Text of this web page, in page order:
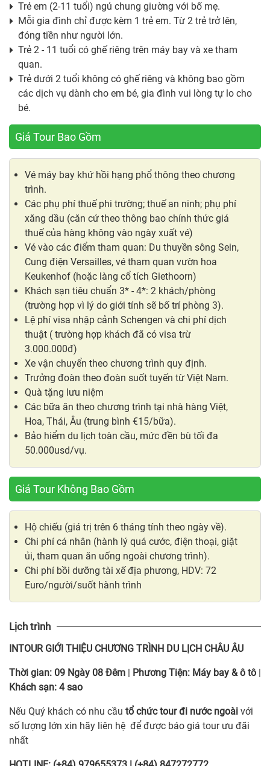
Trẻ em (2-11 tuổi) ngủ chung giường với bố mẹ.
Mỗi gia đình chỉ được kèm 1 trẻ em. Từ 2 trẻ trở lên,
đóng tiền như người lớn.
Trẻ 2 - 11 tuổi có ghế riêng trên máy bay và xe tham
quan.
Trẻ dưới 2 tuổi không có ghế riêng và không bao gồm
các dịch vụ dành cho em bé, gia đình vui lòng tự lo cho
bé.
Giá Tour Bao Gồm
Vé máy bay khứ hồi hạng phổ thông theo chương
trình.
Các phụ phí thuế phi trường; thuế an ninh; phụ phí
xăng dầu (căn cứ theo thông bao chính thức giá
thuế của hàng không vào ngày xuất vé)
Vé vào các điểm tham quan: Du thuyền sông Sein,
Cung điện Versailles, vé tham quan vườn hoa
Keukenhof (hoặc làng cổ tích Giethoorn)
Khách sạn tiêu chuẩn 3* - 4*: 2 khách/phòng
(trường hợp vì lý do giới tính sẽ bố trí phòng 3).
Lệ phí visa nhập cảnh Schengen và chi phí dịch
thuật ( trường hợp khách đã có visa trừ
3.000.000đ)
Xe vận chuyển theo chương trình quy định.
Trưởng đoàn theo đoàn suốt tuyến từ Việt Nam.
Quà tặng lưu niệm
Các bữa ăn theo chương trình tại nhà hàng Việt,
Hoa, Thái, Âu (trung bình €15/bữa).
Bảo hiểm du lịch toàn cầu, mức đền bù tối đa
50.000usd/vụ.
Giá Tour Không Bao Gồm
Hộ chiếu (giá trị trên 6 tháng tính theo ngày về).
Chi phí cá nhân (hành lý quá cước, điện thoại, giặt
ủi, tham quan ăn uống ngoài chương trình).
Chi phí bồi dưỡng tài xế địa phương, HDV: 72
Euro/người/suốt hành trình
Lịch trình
INTOUR GIỚI THIỆU CHƯƠNG TRÌNH DU LỊCH CHÂU ÂU
Thời gian: 09 Ngày 08 Đêm Phương Tiện: Máy bay & ô tô
Khách sạn: 4 sao
Nếu Quý khách có nhu cầu tổ chức tour đi nước ngoài với
số lượng lớn xin hãy liên hệ để được báo giá tour ưu đãi
nhất